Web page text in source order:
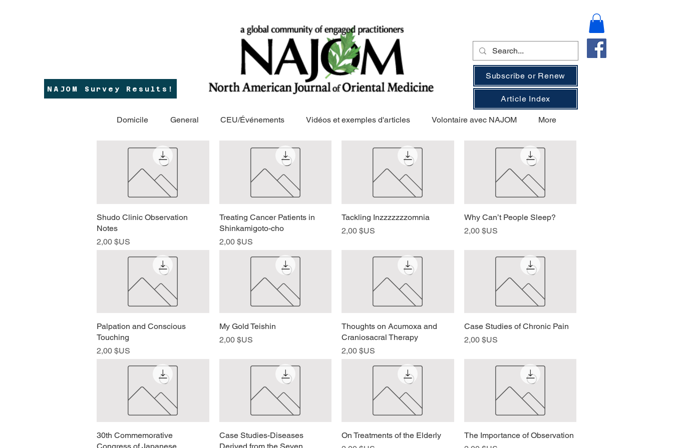
NAJOM Survey Results!
Subscribe or Renew
Article Index
Domicile General CEU/Événements Vidéos et exemples d'articles Volontaire avec NAJOM More
Aperçu rapide
Shudo Clinic Observation
Notes
Prix
2,00 $US
Aperçu rapide
Treating Cancer Patients in
Shinkamigoto-cho
Prix
2,00 $US
Aperçu rapide
Tackling Inzzzzzzzomnia
Prix
2,00 $US
Aperçu rapide
Why Can’t People Sleep?
Prix
2,00 $US
Aperçu rapide
Palpation and Conscious
Touching
Prix
2,00 $US
Aperçu rapide
My Gold Teishin
Prix
2,00 $US
Aperçu rapide
Thoughts on Acumoxa and
Craniosacral Therapy
Prix
2,00 $US
Aperçu rapide
Case Studies of Chronic Pain
Prix
2,00 $US
Aperçu rapide
30th Commemorative
Aperçu rapide
Case Studies-Diseases
Aperçu rapide
On Treatments of the Elderly
Aperçu rapide
The Importance of Observation